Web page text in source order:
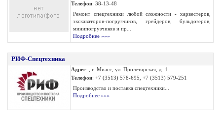
Телефон: 38-13-48
Ремонт спецтехники любой сложности - харвестеров,
экскаваторов-погрузчиков, грейдеров, бульдозеров,
минипогрузчиков и пр...
Подробнее »»»
РИФ-Спецтехника
Адрес: , г. Миасс, ул. Пролетарская, д. 1
Телефон: +7 (3513) 578-695, +7 (3513) 579-251
Производство и поставка спецтехники...
Подробнее »»»